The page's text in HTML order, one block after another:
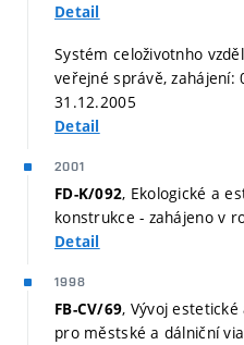
Detail
Systém celoživotnho
veřejné správě, zahájení:
31.12.2005
Detail
2001
FD-K/092, Ekologické a
konstrukce - zahájeno v
Detail
1998
FB-CV/69, Vývoj
pro městské a dálniční